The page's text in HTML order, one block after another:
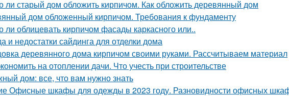
ли старый дом обложить кирпичом. Как обложить деревянный дом
дом обложенный кирпичом. Требования к фундаменту
ли облицевать кирпичом фасады каркасного или..
и недостатки сайдинга для отделки дома
деревянного дома кирпичом своими руками. Рассчитываем материал
на отоплении дачи. Что учесть при строительстве
дом: все, что вам нужно знать
Офисные шкафы для одежды в 2023 году. Разновидности офисных